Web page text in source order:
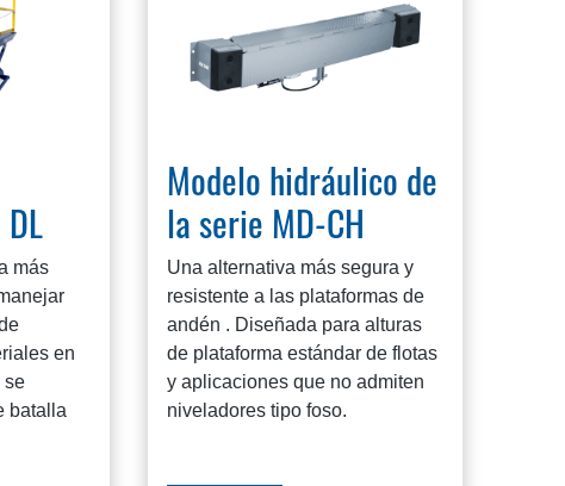
más
en
se
batalla
Modelo hidráulico de
la serie MD-CH
Una alternativa más segura y
resistente a las plataformas de
andén . Diseñada para alturas
de plataforma estándar de flotas
y aplicaciones que no admiten
niveladores tipo foso.